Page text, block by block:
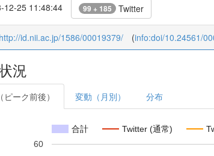
12-25 11:48:44 99 + 185 Twitter
http://id.nii.ac.jp/1586/00019379/ (info:doi/10.24561/
況
ピーク前後） 変動（月別） 分布
合計 Twitter (通常)
60